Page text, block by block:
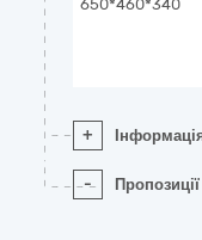
650*460*340
+
- Пропозиції